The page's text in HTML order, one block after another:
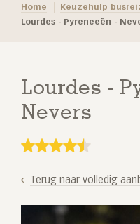
Home Keuzehulp
Lourdes - Pyreneeën -
Lourdes -
Nevers
Terug naar volledig